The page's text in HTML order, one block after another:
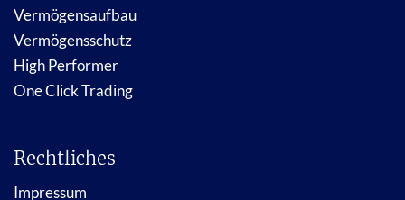
Vermögensaufbau
Vermögensschutz
High Performer
One Click Trading
Rechtliches
Impressum